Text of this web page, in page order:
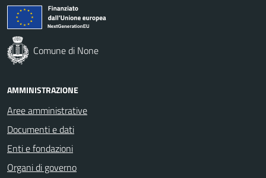
Comune di None
AMMINISTRAZIONE
Aree amministrative
Documenti e dati
Enti e fondazioni
Organi di governo